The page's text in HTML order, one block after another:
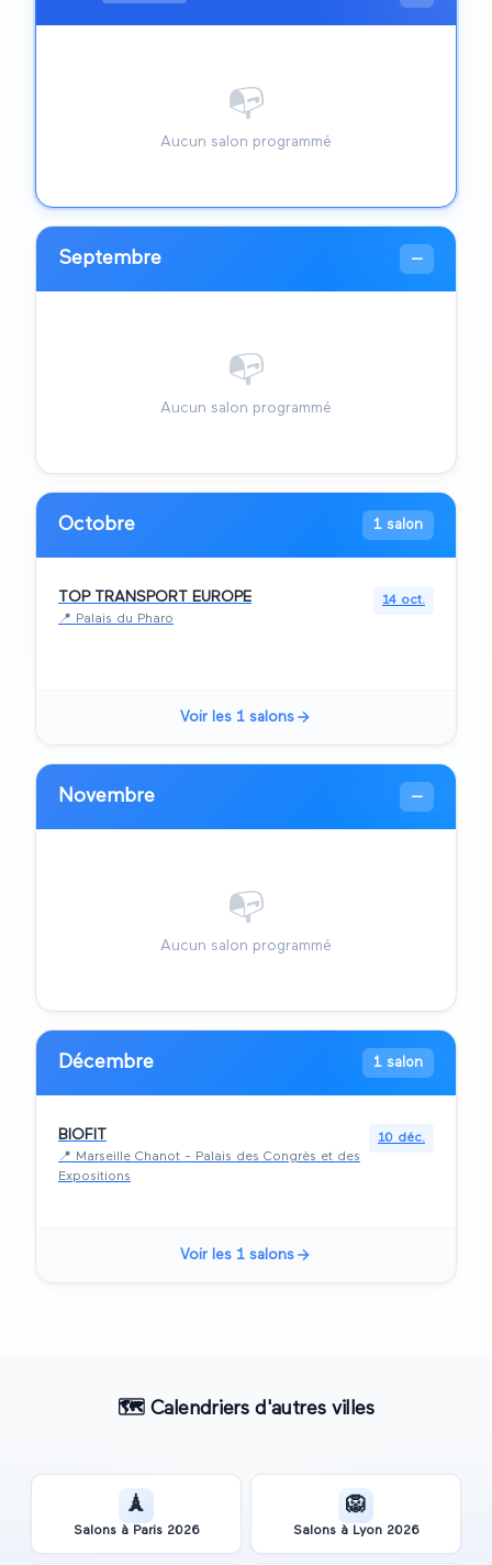
📭
Aucun salon programmé
Septembre —
📭
Aucun salon programmé
Octobre 1 salon
TOP TRANSPORT EUROPE
📍 Palais du Pharo
14 oct.
Voir les 1 salons
Novembre —
📭
Aucun salon programmé
Décembre 1 salon
BIOFIT
📍 Marseille Chanot - Palais des Congrès et des
Expositions
10 déc.
Voir les 1 salons
🗺️Calendriers d'autres villes
🗼
Salons à Paris 2026
🦁
Salons à Lyon 2026